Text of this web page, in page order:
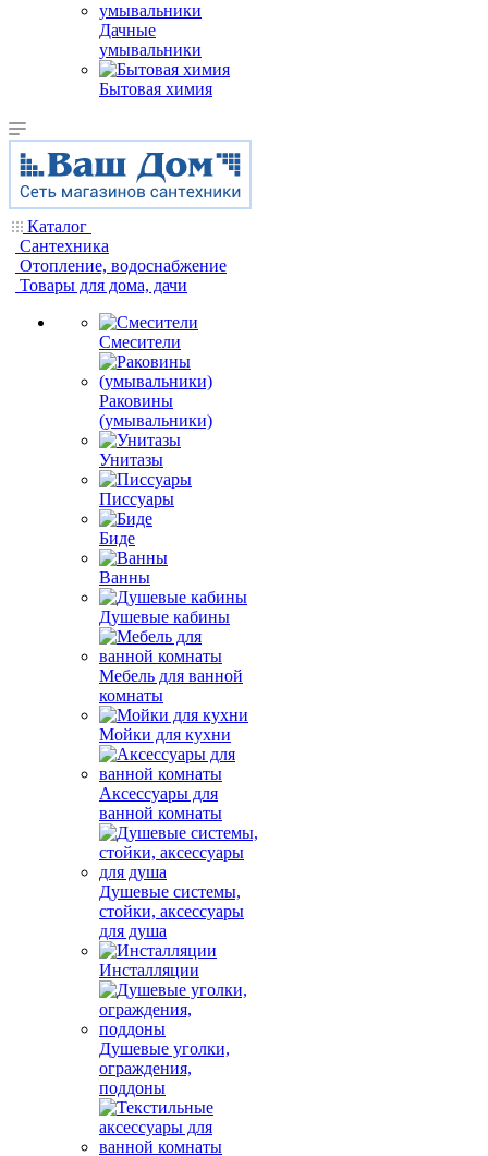
Дачные
умывальники
Бытовая химия
Каталог
Сантехника
Отопление, водоснабжение
Товары для дома, дачи
Смесители
Раковины
(умывальники)
Унитазы
Писсуары
Биде
Ванны
Душевые кабины
Мебель для ванной
комнаты
Мойки для кухни
Аксессуары для
ванной комнаты
Душевые системы,
стойки, аксессуары
для душа
Инсталляции
Душевые уголки,
ограждения,
поддоны